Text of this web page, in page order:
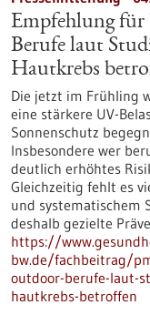
Empfehlung für
Berufe laut
Hautkrebs
Die jetzt im Frühling
eine stärkere UV-
Sonnenschutz
Insbesondere wer
deutlich erhöhtes
Gleichzeitig fehlt es
und systematischem
deshalb gezielte
https://
bw.de/fachbeitrag/
outdoor-berufe-laut-
hautkrebs-betroffen